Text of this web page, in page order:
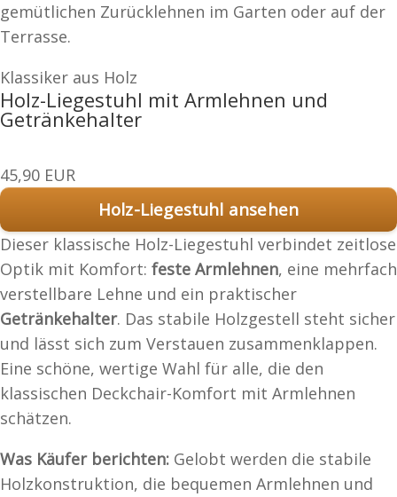
gemütlichen Zurücklehnen im Garten oder auf der
Terrasse.
Klassiker aus Holz
Holz-Liegestuhl mit Armlehnen und
Getränkehalter
45,90 EUR
Holz-Liegestuhl ansehen
Dieser klassische Holz-Liegestuhl verbindet zeitlose
Optik mit Komfort: feste Armlehnen, eine mehrfach
verstellbare Lehne und ein praktischer
Getränkehalter. Das stabile Holzgestell steht sicher
und lässt sich zum Verstauen zusammenklappen.
Eine schöne, wertige Wahl für alle, die den
klassischen Deckchair-Komfort mit Armlehnen
schätzen.
Was Käufer berichten: Gelobt werden die stabile
Holzkonstruktion, die bequemen Armlehnen und